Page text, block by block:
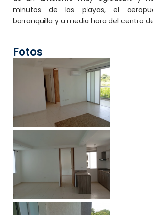
minutos de las playas, el
barranquilla y a media hora del centro
Fotos